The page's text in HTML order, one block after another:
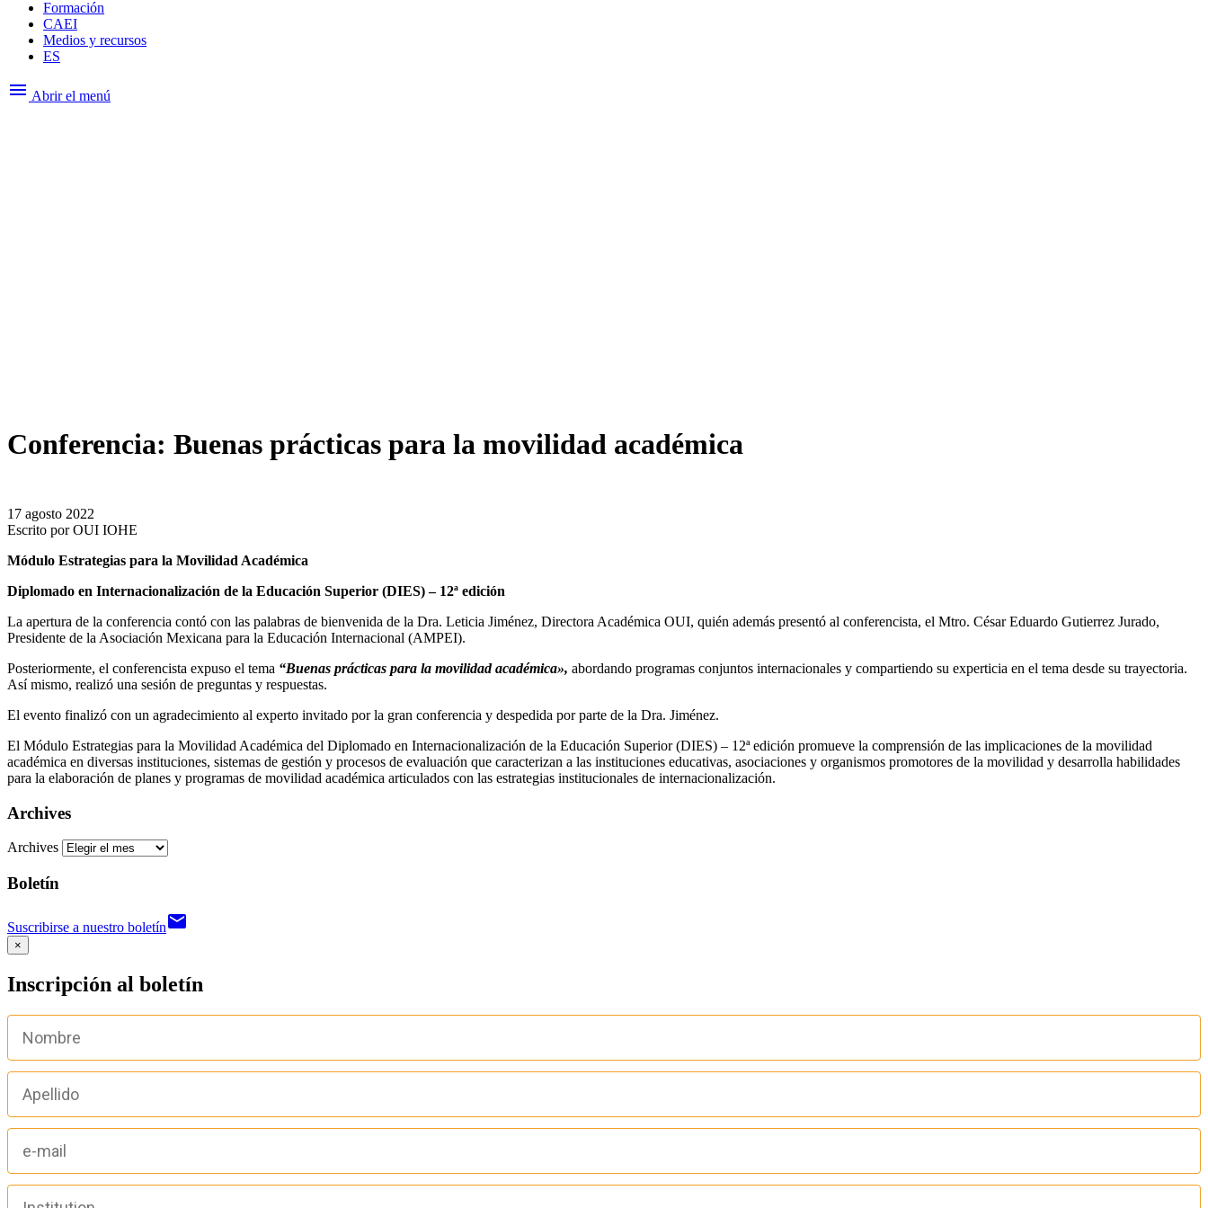
Formación
CAEI
Medios y recursos
ES
menu Abrir el menú
Conferencia: Buenas prácticas para la movilidad académica
17 agosto 2022
Escrito porOUI IOHE
Módulo Estrategias para la Movilidad Académica
Diplomado en Internacionalización de la Educación Superior (DIES) – 12ª edición
La apertura de la conferencia contó con las palabras de bienvenida de la Dra. Leticia Jiménez, Directora Académica OUI, quién además presentó al conferencista, el Mtro. César Eduardo Gutierrez Jurado,
Presidente de la Asociación Mexicana para la Educación Internacional (AMPEI).
Posteriormente, el conferencista expuso el tema “Buenas prácticas para la movilidad académica», abordando programas conjuntos internacionales y compartiendo su experticia en el tema desde su trayectoria.
Así mismo, realizó una sesión de preguntas y respuestas.
El evento finalizó con un agradecimiento al experto invitado por la gran conferencia y despedida por parte de la Dra. Jiménez.
El Módulo Estrategias para la Movilidad Académica del Diplomado en Internacionalización de la Educación Superior (DIES) – 12ª edición promueve la comprensión de las implicaciones de la movilidad
académica en diversas instituciones, sistemas de gestión y procesos de evaluación que caracterizan a las instituciones educativas, asociaciones y organismos promotores de la movilidad y desarrolla habilidades
para la elaboración de planes y programas de movilidad académica articulados con las estrategias institucionales de internacionalización.
Archives
Archives
Boletín
Suscribirse a nuestro boletínemail
×
Inscripción al boletín